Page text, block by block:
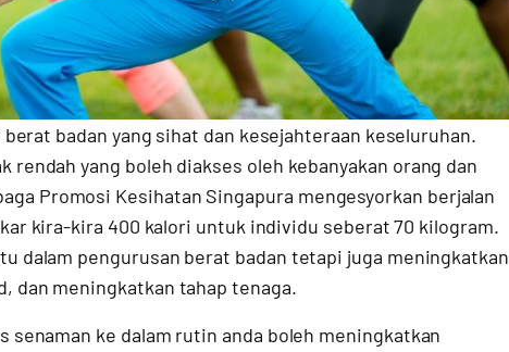
badan yang sihat dan kesejahteraan keseluruhan.
rendah yang boleh diakses oleh kebanyakan orang dan
Promosi Kesihatan Singapura mengesyorkan berjalan
kira-kira 400 kalori untuk individu seberat 70 kilogram.
dalam pengurusan berat badan tetapi juga meningkatkan
dan meningkatkan tahap tenaga.
senaman ke dalam rutin anda boleh meningkatkan